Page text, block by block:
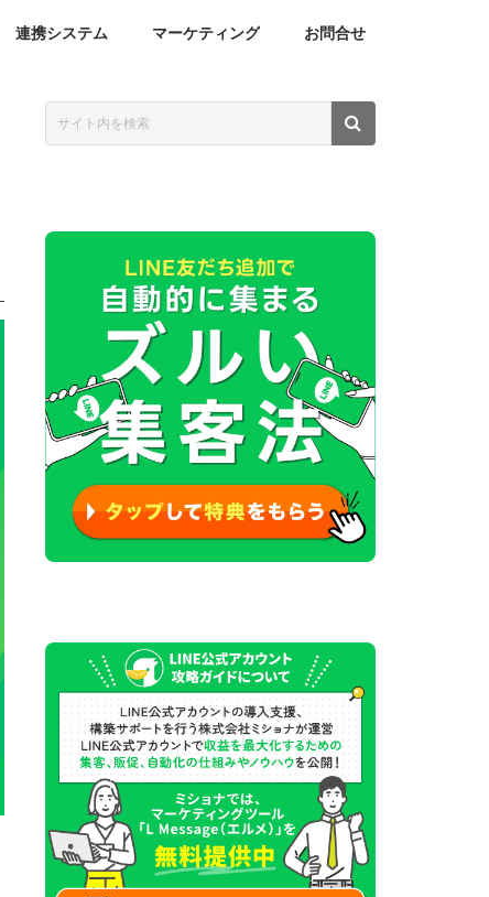
連携システム マーケティング お問合せ